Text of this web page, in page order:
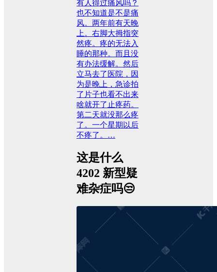
有人得过痛风吗？
也不知道是不是痛
风。两年前有天晚
上。右脚大拇指突
然疼。疼的无法入
睡的那种。而且没
有办法缓解。然后
立马去了医院，因
为是晚上，急诊拍
了片子也看不出来
啥就开了止疼药。
第二天就没那么疼
了。一个星期以后
不疼了。…
这是什么
4202 新型疑
难杂症吗😒